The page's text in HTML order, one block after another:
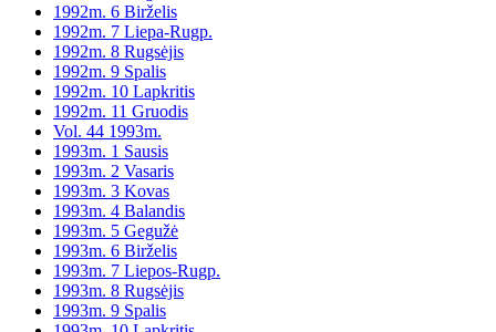
1992m. 6 Birželis
1992m. 7 Liepa-Rugp.
1992m. 8 Rugsėjis
1992m. 9 Spalis
1992m. 10 Lapkritis
1992m. 11 Gruodis
Vol. 44 1993m.
1993m. 1 Sausis
1993m. 2 Vasaris
1993m. 3 Kovas
1993m. 4 Balandis
1993m. 5 Gegužė
1993m. 6 Birželis
1993m. 7 Liepos-Rugp.
1993m. 8 Rugsėjis
1993m. 9 Spalis